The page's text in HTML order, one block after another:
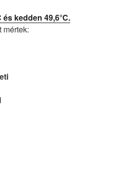
kedden 49,6°C.
mértek: